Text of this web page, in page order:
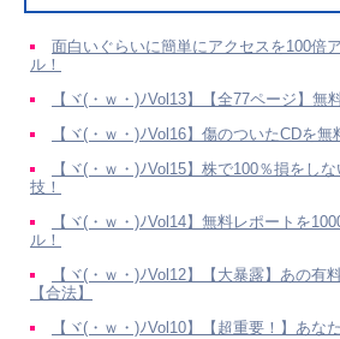
面白いぐらいに簡単にアクセスを100倍
ル！
【ヾ(・ｗ・)ﾉVol13】【全77ページ】無
【ヾ(・ｗ・)ﾉVol16】傷のついたCDを無
【ヾ(・ｗ・)ﾉVol15】株で100％損をし
技！
【ヾ(・ｗ・)ﾉVol14】無料レポートを
ル！
【ヾ(・ｗ・)ﾉVol12】【大暴露】あの有
【合法】
【ヾ(・ｗ・)ﾉVol10】【超重要！】あな